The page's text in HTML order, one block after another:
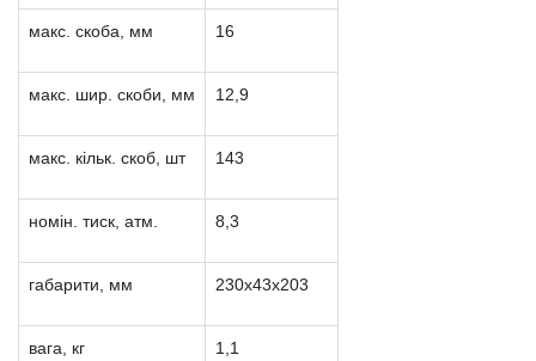
макс. скоба, мм 16
макс. шир. скоби, мм 12,9
макс. кільк. скоб, шт 143
номін. тиск, атм. 8,3
габарити, мм 230х43х203
вага, кг 1,1